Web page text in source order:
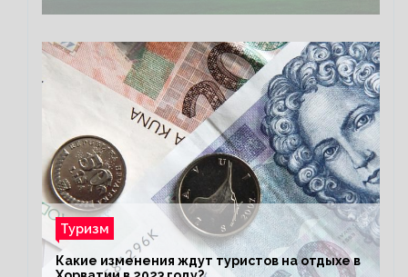
Туризм
Какие изменения ждут туристов на отдыхе в